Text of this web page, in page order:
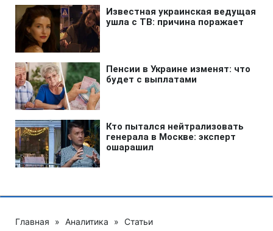
Главная » Аналитика » Статьи